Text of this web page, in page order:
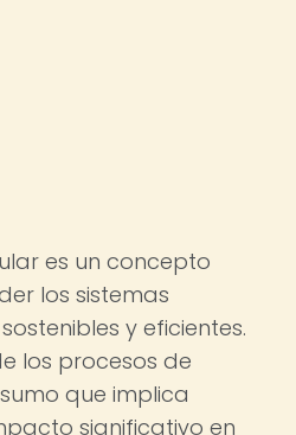
es un concepto
los sistemas
y eficientes.
los procesos de
que implica
significativo en